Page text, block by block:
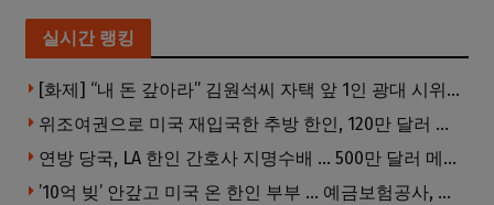
실시간 랭킹
[화제] “내 돈 갚아라” 김원석씨 자택 앞 1인 광대 시위 … 한인 투자사, “108만 달러 못받아”
위조여권으로 미국 재입국한 추방 한인, 120만 달러 은행 사기 행각
연방 당국, LA 한인 간호사 지명수배 … 500만 달러 메디캐어 사기, 선고 직전 한국 도주
’10억 빚’ 안갚고 미국 온 한인 부부 … 예금보험공사, 미국서 소송